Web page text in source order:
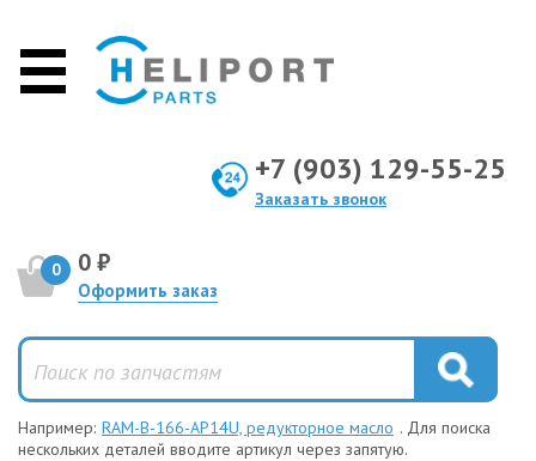
+7 (903) 129-55-25
Заказать звонок
0 0 ₽
Оформить заказ
Например: RAM-B-166-AP14U, редукторное масло . Для поиска
нескольких деталей вводите артикул через запятую.